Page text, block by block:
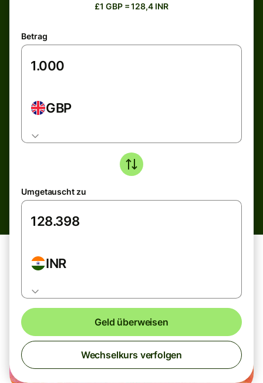
£1 GBP = 128,4 INR
Betrag
GBP
Umgetauscht zu
INR
Geld überweisen
Wechselkurs verfolgen